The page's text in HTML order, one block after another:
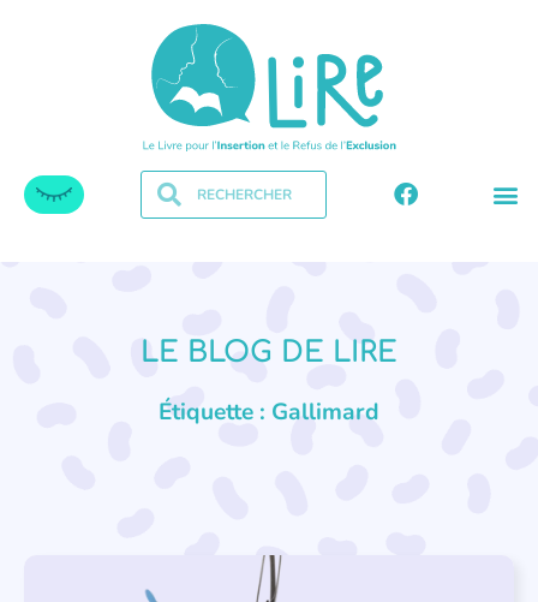
LE BLOG DE LIRE
Étiquette : Gallimard
LITTÉRATURE JEUNESSE PARLONS ALBUMS